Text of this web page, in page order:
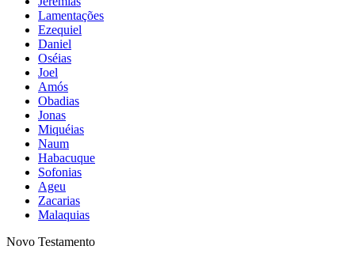
Lamentações
Ezequiel
Daniel
Oséias
Joel
Amós
Obadias
Jonas
Miquéias
Naum
Habacuque
Sofonias
Ageu
Zacarias
Malaquias
Novo Testamento